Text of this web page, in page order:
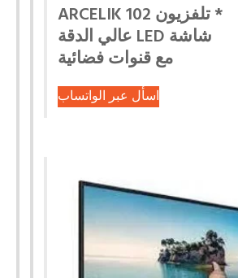
* تلفزيون ARCELIK 102
شاشة LED عالي الدقة
مع قنوات فضائية
اسأل عبر الواتساب